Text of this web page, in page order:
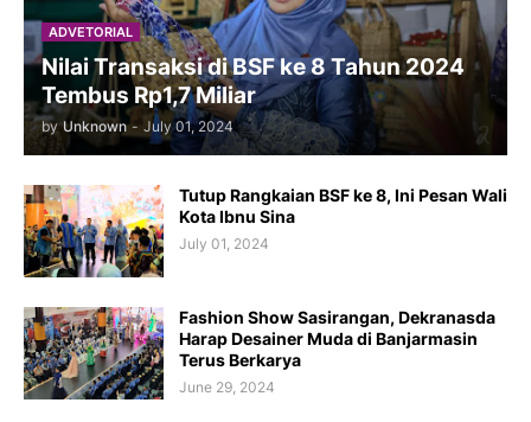
ADVETORIAL
Nilai Transaksi di BSF ke 8 Tahun 2024
Tembus Rp1,7 Miliar
by Unknown - July 01, 2024
Tutup Rangkaian BSF ke 8, Ini Pesan Wali
Kota Ibnu Sina
July 01, 2024
Fashion Show Sasirangan, Dekranasda
Harap Desainer Muda di Banjarmasin
Terus Berkarya
June 29, 2024